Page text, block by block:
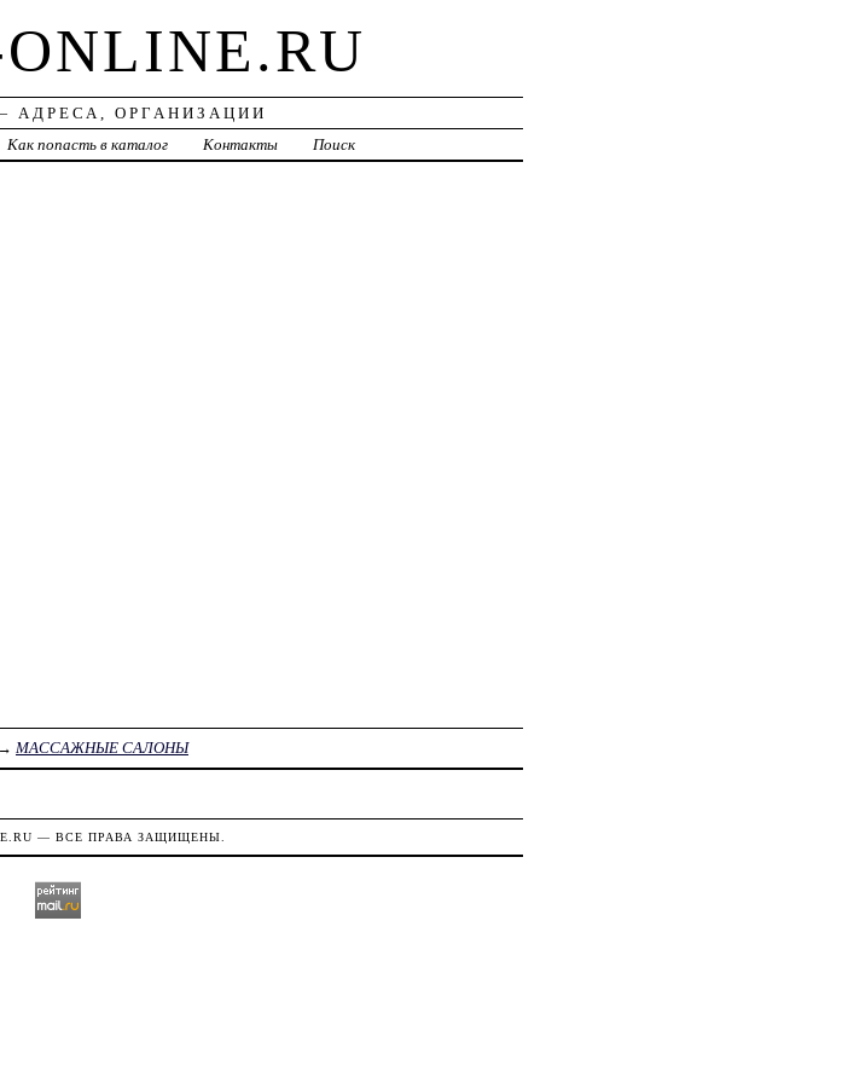
АДРЕСА, ОРГАНИЗАЦИИ
Как попасть в каталог Контакты Поиск
МАССАЖНЫЕ САЛОНЫ
— ВСЕ ПРАВА ЗАЩИЩЕНЫ.